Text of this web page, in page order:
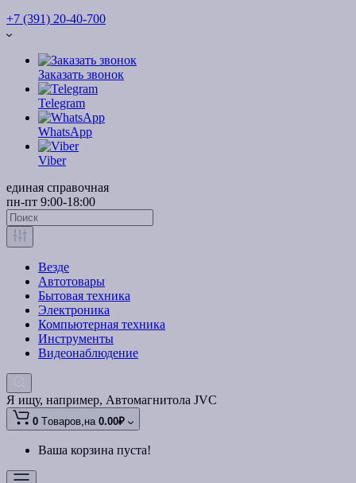
+7 (391) 20-40-700
Заказать звонок
Telegram
WhatsApp
Viber
единая справочная
пн-пт 9:00-18:00
Везде
Автотовары
Бытовая техника
Электроника
Компьютерная техника
Инструменты
Видеонаблюдение
Я ищу, например, Автомагнитола JVC
0 Tоваров,на 0.00₽
Ваша корзина пуста!